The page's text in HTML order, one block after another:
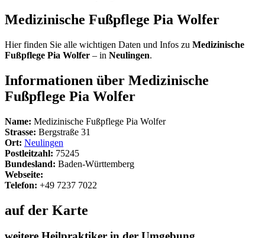
Medizinische Fußpflege Pia Wolfer
Hier finden Sie alle wichtigen Daten und Infos zu Medizinische
Fußpflege Pia Wolfer – in Neulingen.
Informationen über Medizinische
Fußpflege Pia Wolfer
Name: Medizinische Fußpflege Pia Wolfer
Strasse: Bergstraße 31
Ort: Neulingen
Postleitzahl: 75245
Bundesland: Baden-Württemberg
Webseite:
Telefon: +49 7237 7022
auf der Karte